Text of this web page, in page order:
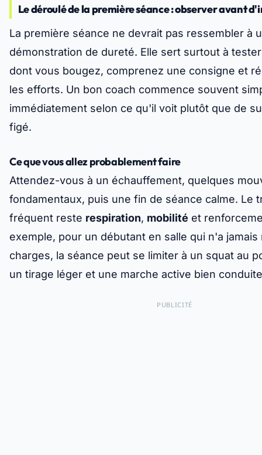
Le déroulé de la première séance : observer avant
La première séance ne devrait pas ressembler à
démonstration de dureté. Elle sert surtout à
dont vous bougez, comprenez une consigne et
les efforts. Un bon coach commence souvent
immédiatement selon ce qu'il voit plutôt que de
figé.
Ce que vous allez probablement faire
Attendez-vous à un échauffement, quelques
fondamentaux, puis une fin de séance calme. Le
fréquent reste respiration, mobilité et
exemple, pour un débutant en salle qui n'a jamais
charges, la séance peut se limiter à un squat au
un tirage léger et une marche active bien
PUBLICITÉ